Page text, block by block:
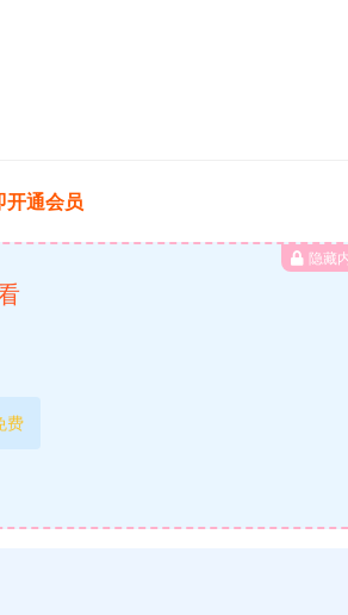
开通会员
隐藏
费